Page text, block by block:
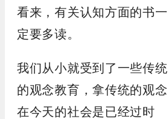
看来，有关认知方面的书一
定要多读。
我们从小就受到了一些传统
的观念教育，拿传统的观念
在今天的社会是已经过时